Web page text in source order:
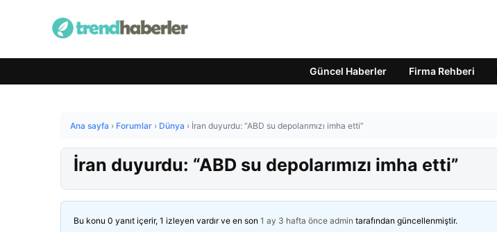
Güncel Haberler Firma Rehberi
Ana sayfa › Forumlar › Dünya › İran duyurdu: “ABD su depolarımızı imha etti”
İran duyurdu: “ABD su depolarımızı imha etti”
Bu konu 0 yanıt içerir, 1 izleyen vardır ve en son 1 ay 3 hafta önce admin tarafından güncellenmiştir.